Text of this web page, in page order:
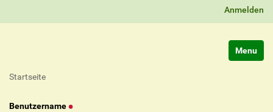
Anmelden
Startseite
Benutzername